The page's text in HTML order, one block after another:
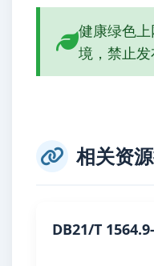
健康绿色
境，禁止
相关资
DB21/T